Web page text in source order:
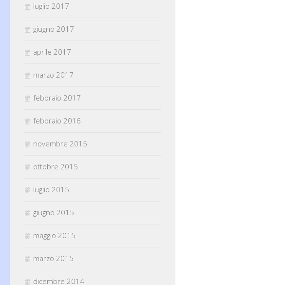
luglio 2017
giugno 2017
aprile 2017
marzo 2017
febbraio 2017
febbraio 2016
novembre 2015
ottobre 2015
luglio 2015
giugno 2015
maggio 2015
marzo 2015
dicembre 2014